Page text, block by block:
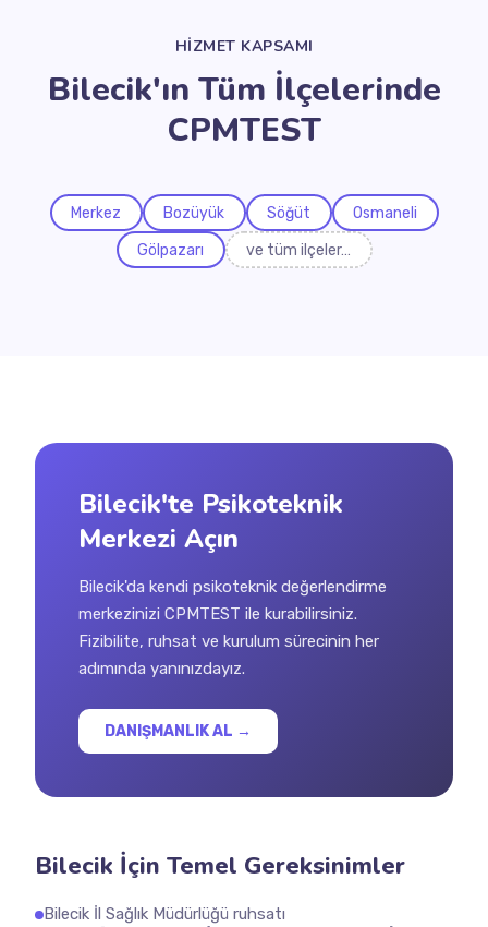
HİZMET KAPSAMI
Bilecik'ın Tüm İlçelerinde
CPMTEST
Merkez Bozüyük Söğüt
Osmaneli
Gölpazarı
ve tüm ilçeler…
Bilecik'te Psikoteknik
Merkezi Açın
Bilecik'da kendi psikoteknik değerlendirme
merkezinizi CPMTEST ile kurabilirsiniz.
Fizibilite, ruhsat ve kurulum sürecinin her
adımında yanınızdayız.
DANIŞMANLIK AL →
Bilecik İçin Temel Gereksinimler
Bilecik İl Sağlık Müdürlüğü ruhsatı